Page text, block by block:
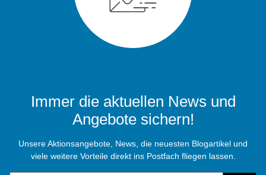
Immer die aktuellen News und
Angebote sichern!
Unsere Aktionsangebote, News, die neuesten Blogartikel und
viele weitere Vorteile direkt ins Postfach fliegen lassen.